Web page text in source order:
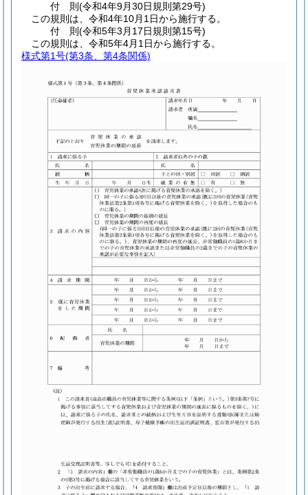
付 則(令和4年9月30日規則第29号)
この規則は、令和4年10月1日から施行する。
付 則(令和5年3月17日規則第15号)
この規則は、令和5年4月1日から施行する。
様式第1号(第3条、第4条関係)